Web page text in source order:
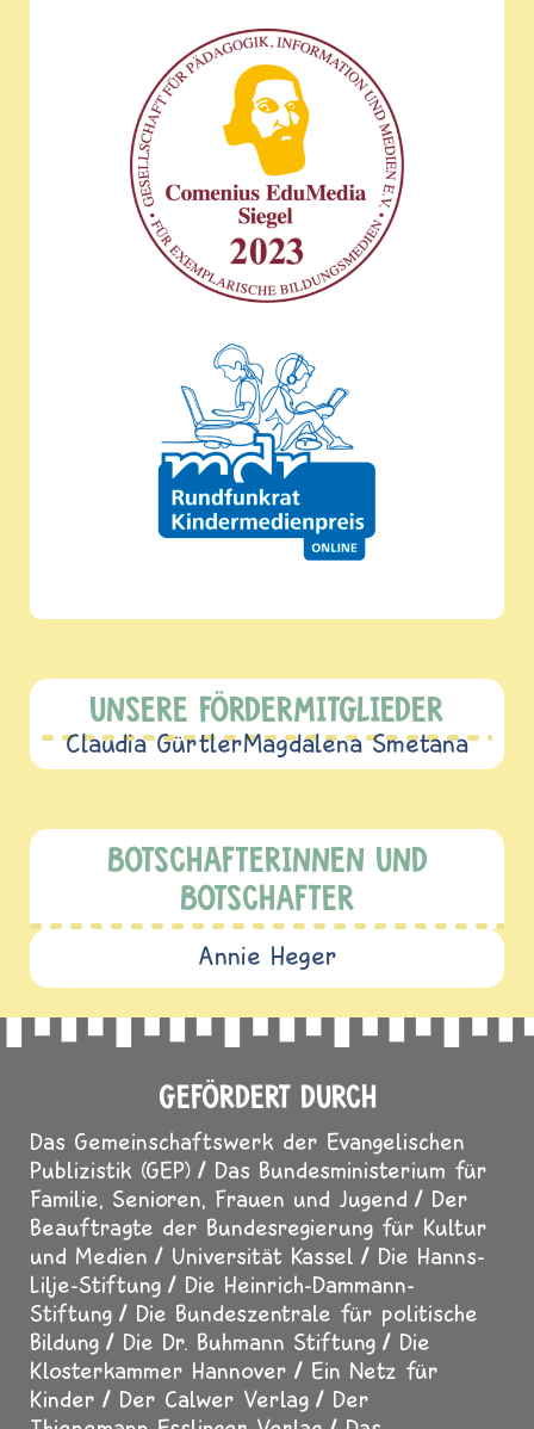
UNSERE FÖRDERMITGLIEDER
Claudia GürtlerMagdalena Smetana
BOTSCHAFTERINNEN UND
BOTSCHAFTER
Annie Heger
GEFÖRDERT DURCH
Das Gemeinschaftswerk der Evangelischen
Publizistik (GEP)
Das Bundesministerium für
Familie, Senioren, Frauen und Jugend
Der
Beauftragte der Bundesregierung für Kultur
und Medien
Universität Kassel
Die Hanns-
Lilje-Stiftung
Die Heinrich-Dammann-
Stiftung
Die Bundeszentrale für politische
Bildung
Die Dr. Buhmann Stiftung
Die
Klosterkammer Hannover
Ein Netz für
Kinder
Der Calwer Verlag
Der